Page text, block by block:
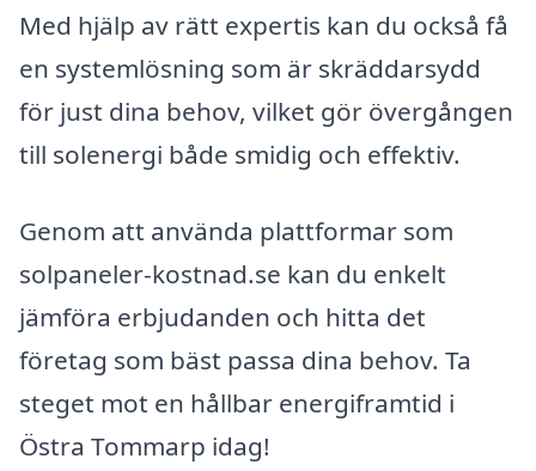
Med hjälp av rätt expertis kan du också få
en systemlösning som är skräddarsydd
för just dina behov, vilket gör övergången
till solenergi både smidig och effektiv.
Genom att använda plattformar som
solpaneler-kostnad.se kan du enkelt
jämföra erbjudanden och hitta det
företag som bäst passa dina behov. Ta
steget mot en hållbar energiframtid i
Östra Tommarp idag!